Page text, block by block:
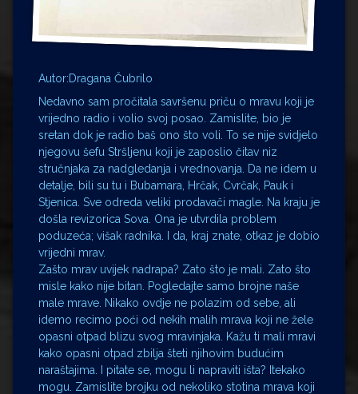
Autor:Dragana Čubrilo
Nedavno sam pročitala savršenu priču o mravu koji je
vrijedno radio i volio svoj posao. Zamislite, bio je
sretan dok je radio baš ono što voli. To se nije svidjelo
njegovu šefu Stršljenu koji je zaposlio čitav niz
stručnjaka za nadgledanja i vrednovanja. Da ne idem u
detalje, bili su tu i Bubamara, Hrčak, Cvrčak, Pauk i
Stjenica. Sve odreda veliki prodavači magle. Na kraju je
došla revizorica Sova. Ona je utvrdila problem
poduzeća; višak radnika. I da, kraj znate, otkaz je dobio
vrijedni mrav.
Zašto mrav uvijek nadrapa? Zato što je mali. Zato što
misle kako nije bitan. Pogledajte samo brojne naše
male mrave. Nikako ovdje ne polazim od sebe, ali
idemo recimo poći od nekih malih mrava koji ne žele
opasni otpad blizu svog mravinjaka. Kažu ti mali mravi
kako opasni otpad zbilja šteti njihovim budućim
naraštajima. I pitate se, mogu li napraviti išta? Itekako
mogu. Zamislite brojku od nekoliko stotina mrava koji